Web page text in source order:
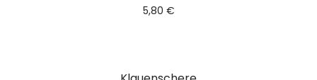
5,80 €